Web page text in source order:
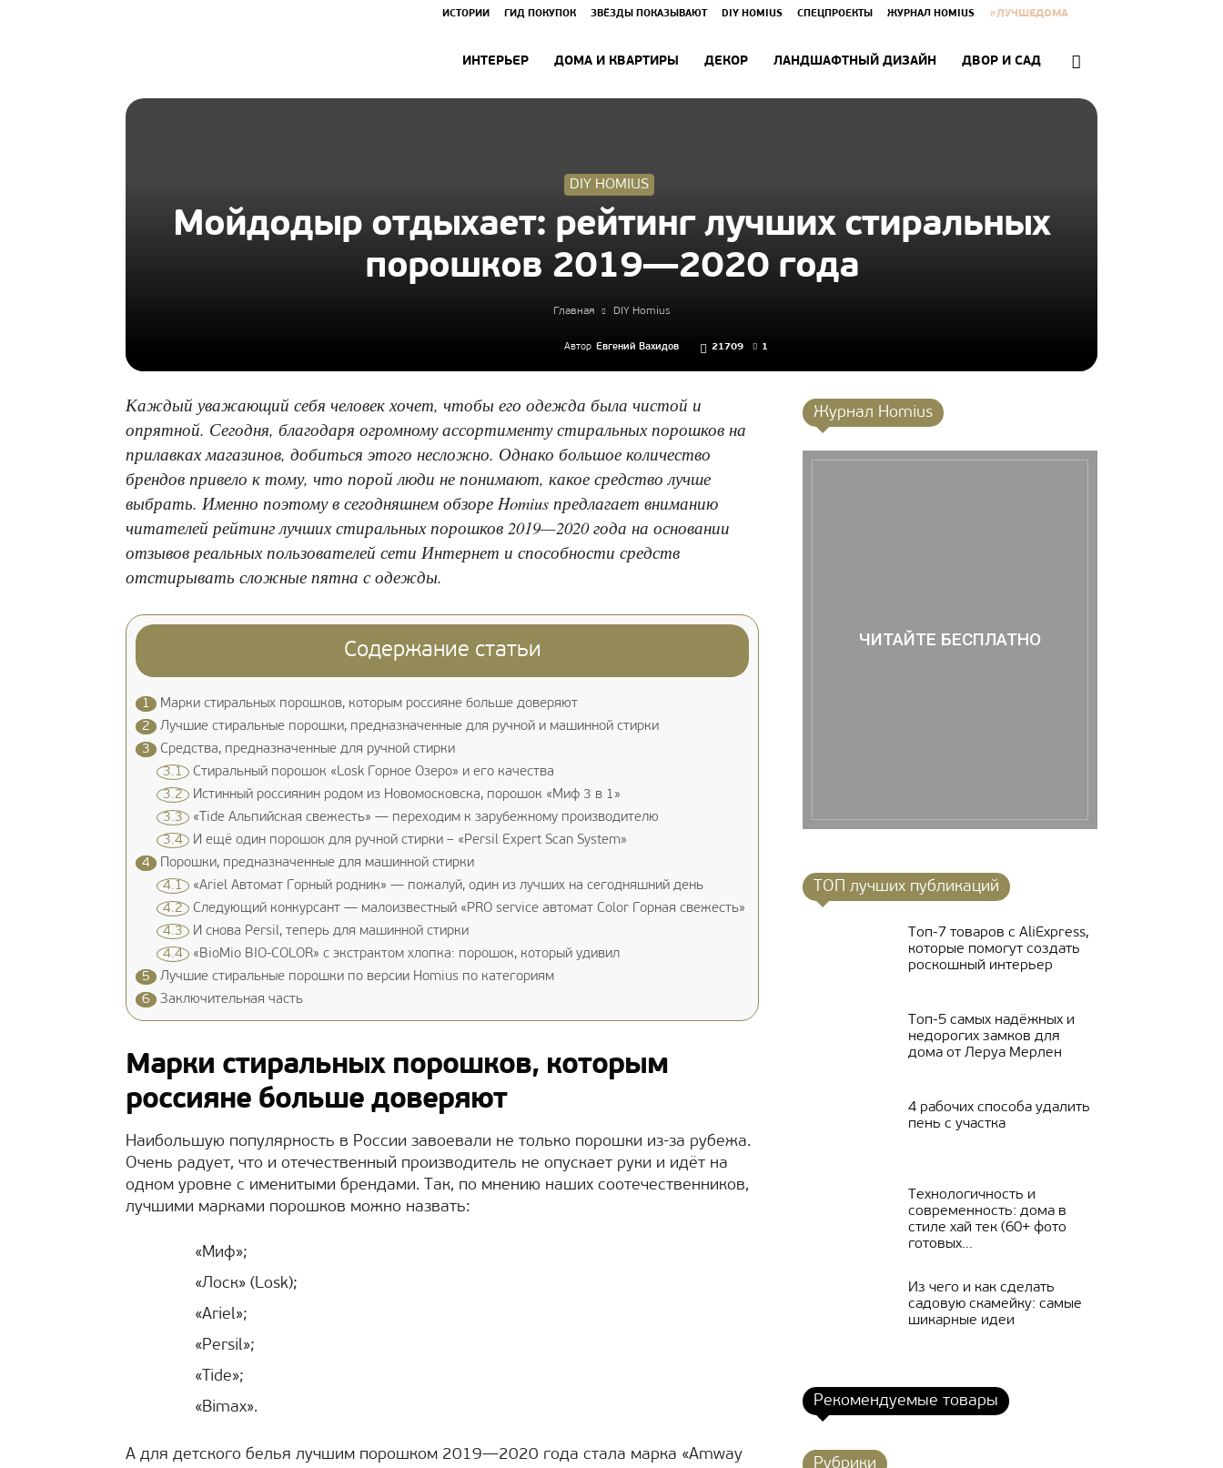
ИСТОРИИ ГИД ПОКУПОК ЗВЁЗДЫ ПОКАЗЫВАЮТ DIY HOMIUS СПЕЦПРОЕКТЫ ЖУРНАЛ HOMIUS #ЛУЧШЕДОМА
ИНТЕРЬЕР ДОМА И КВАРТИРЫ ДЕКОР ЛАНДШАФТНЫЙ ДИЗАЙН ДВОР И САД
DIY HOMIUS
Мойдодыр отдыхает: рейтинг лучших стиральных
порошков 2019—2020 года
Главная DIY Homius
Автор Евгений Вахидов 21709 1
Каждый уважающий себя человек хочет, чтобы его одежда была чистой и
опрятной. Сегодня, благодаря огромному ассортименту стиральных порошков на
прилавках магазинов, добиться этого несложно. Однако большое количество
брендов привело к тому, что порой люди не понимают, какое средство лучше
выбрать. Именно поэтому в сегодняшнем обзоре Homius предлагает вниманию
читателей рейтинг лучших стиральных порошков 2019—2020 года на основании
отзывов реальных пользователей сети Интернет и способности средств
отстирывать сложные пятна с одежды.
Содержание статьи
1
Марки стиральных порошков, которым россияне больше доверяют
2
Лучшие стиральные порошки, предназначенные для ручной и машинной стирки
3
Средства, предназначенные для ручной стирки
3.1 Стиральный порошок «Losk Горное Озеро» и его качества
3.2 Истинный россиянин родом из Новомосковска, порошок «Миф 3 в 1»
3.3 «Tide Альпийская свежесть» — переходим к зарубежному производителю
3.4 И ещё один порошок для ручной стирки – «Persil Expert Scan System»
4
Порошки, предназначенные для машинной стирки
4.1 «Ariel Автомат Горный родник» — пожалуй, один из лучших на сегодняшний день
4.2 Следующий конкурсант — малоизвестный «PRO service автомат Color Горная свежесть»
4.3 И снова Persil, теперь для машинной стирки
4.4 «BioMio BIO-COLOR» с экстрактом хлопка: порошок, который удивил
5
Лучшие стиральные порошки по версии Homius по категориям
6
Заключительная часть
Марки стиральных порошков, которым
россияне больше доверяют
Наибольшую популярность в России завоевали не только порошки из-за рубежа.
Очень радует, что и отечественный производитель не опускает руки и идёт на
одном уровне с именитыми брендами. Так, по мнению наших соотечественников,
лучшими марками порошков можно назвать:
«Миф»;
«Лоск» (Losk);
«Ariel»;
«Persil»;
«Tide»;
«Bimax».
А для детского белья лучшим порошком 2019—2020 года стала марка «Amway
Журнал Homius
ЧИТАЙТЕ БЕСПЛАТНО
ТОП лучших публикаций
Топ-7 товаров с AliExpress,
которые помогут создать
роскошный интерьер
Топ-5 самых надёжных и
недорогих замков для
дома от Леруа Мерлен
4 рабочих способа удалить
пень с участка
Технологичность и
современность: дома в
стиле хай тек (60+ фото
готовых...
Из чего и как сделать
садовую скамейку: самые
шикарные идеи
Рекомендуемые товары
Рубрики